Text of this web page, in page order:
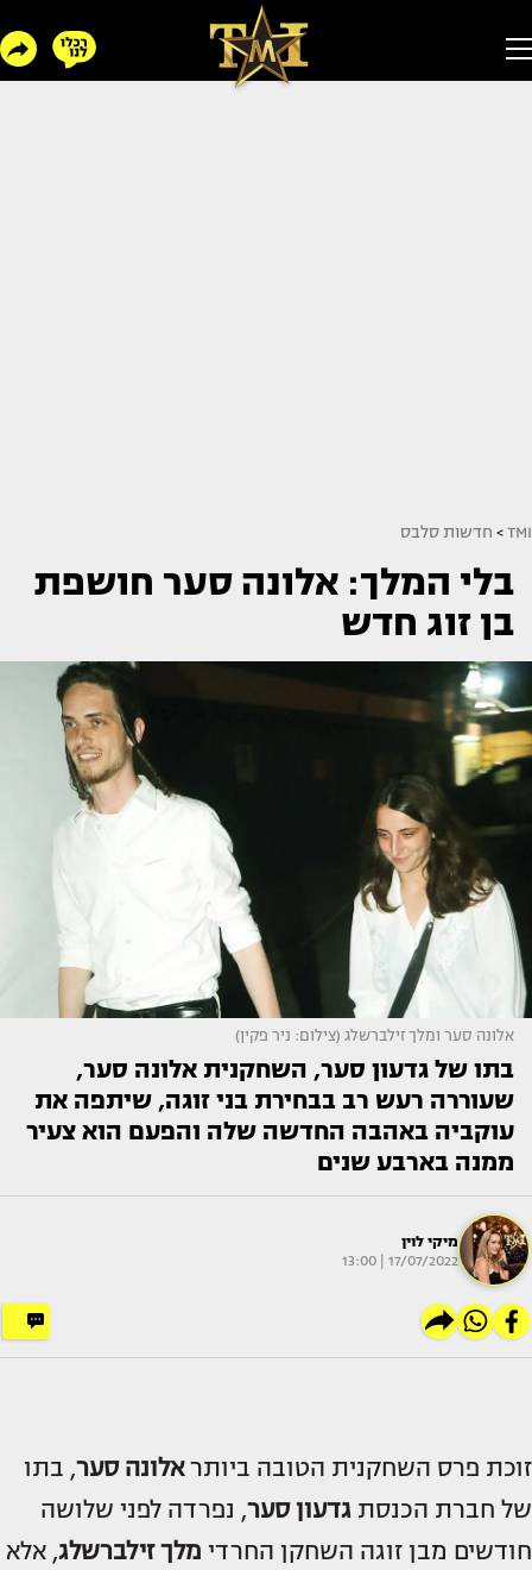
TMI
> חדשות סלבס
בלי המלך: אלונה סער חושפת
בן זוג חדש
אלונה סער ומלך זילברשלג (צילום: ניר פקין)
בתו של גדעון סער, השחקנית אלונה סער,
שעוררה רעש רב בבחירת בני זוגה, שיתפה את
עוקביה באהבה החדשה שלה והפעם הוא צעיר
ממנה בארבע שנים
מיקי לוין
17/07/2022 | 13:00
זוכת פרס השחקנית הטובה ביותראלונה סער, בתו
של חברת הכנסת גדעון סער, נפרדה לפני שלושה
חודשים מבן זוגה השחקן החרדי מלך זילברשלג, אלא